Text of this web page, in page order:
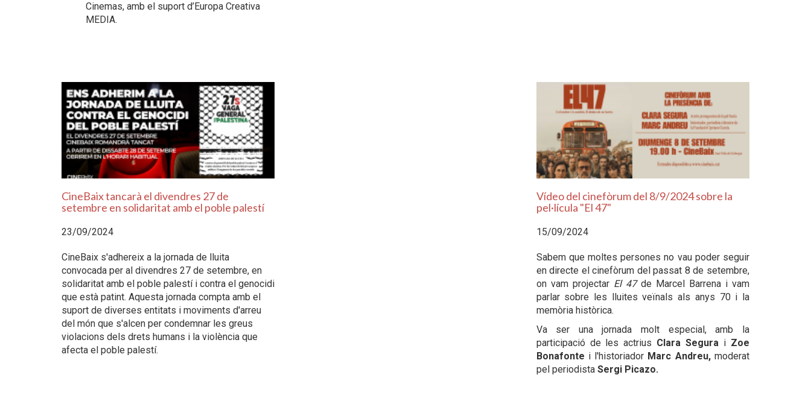
Cinemas, amb el suport d’Europa Creativa
MEDIA.
CineBaix tancarà el divendres 27 de
setembre en solidaritat amb el poble palestí
23/09/2024
CineBaix s'adhereix a la jornada de lluita
convocada per al divendres 27 de setembre, en
solidaritat amb el poble palestí i contra el genocidi
que està patint. Aquesta jornada compta amb el
suport de diverses entitats i moviments d'arreu
del món que s'alcen per condemnar les greus
violacions dels drets humans i la violència que
afecta el poble palestí.
Vídeo del cinefòrum del 8/9/2024 sobre la
pel·lícula "El 47"
15/09/2024
Sabem que moltes persones no vau poder seguir
en directe el cinefòrum del passat 8 de setembre,
on vam projectar El 47de Marcel Barrena i vam
parlar sobre les lluites veïnals als anys 70 i la
memòria històrica.
Va ser una jornada molt especial, amb la
participació de les actrius Clara Segura i Zoe
Bonafonte i l'historiador Marc Andreu,moderat
pel periodista Sergi Picazo.